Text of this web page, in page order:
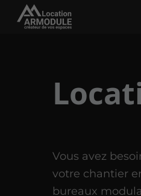
Vous avez
votre chantier
bureaux